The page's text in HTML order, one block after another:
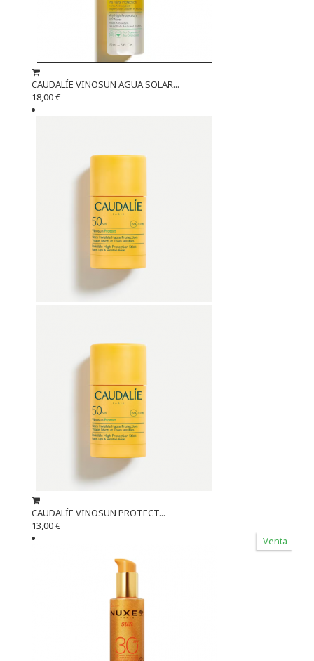
CAUDALÍE VINOSUN AGUA SOLAR...
18,00 €
CAUDALÍE VINOSUN PROTECT...
13,00 €
Venta